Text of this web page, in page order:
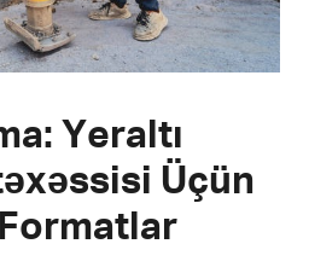
Yeraltı
Üçün